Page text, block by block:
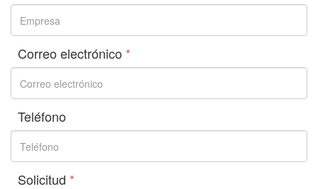
Correo electrónico *
Teléfono
Solicitud *